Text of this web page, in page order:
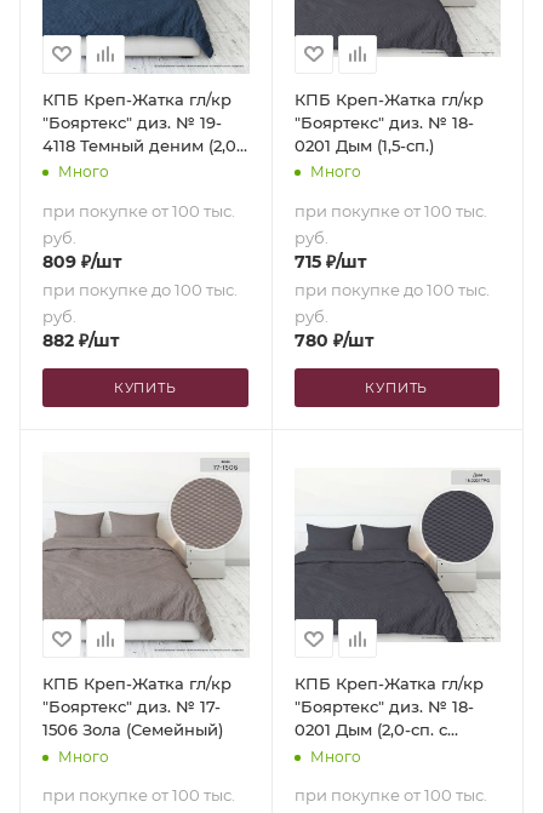
КПБ Креп-Жатка гл/кр
"Бояртекс" диз. № 19-
4118 Темный деним (2,0-
сп. с европростыней)
Много
при покупке от 100 тыс.
руб.
809 ₽/шт
при покупке до 100 тыс.
руб.
882 ₽/шт
КУПИТЬ
КПБ Креп-Жатка гл/кр
"Бояртекс" диз. № 18-
0201 Дым (1,5-сп.)
Много
при покупке от 100 тыс.
руб.
715₽/шт
при покупке до 100 тыс.
руб.
780 ₽/шт
КУПИТЬ
КПБ Креп-Жатка гл/кр
"Бояртекс" диз. № 17-
1506 Зола (Семейный)
Много
при покупке от 100 тыс.
КПБ Креп-Жатка гл/кр
"Бояртекс" диз. № 18-
0201 Дым (2,0-сп. с
европростыней)
Много
при покупке от 100 тыс.